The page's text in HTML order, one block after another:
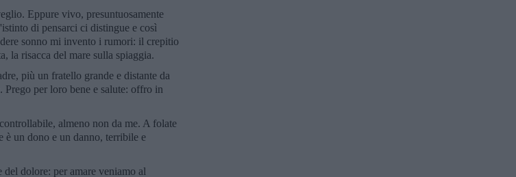
Eppure vivo, presuntuosamente
di pensarci ci distingue e così
sonno mi invento i rumori: il crepitio
la risacca del mare sulla spiaggia.
più un fratello grande e distante da
per loro bene e salute: offro in
almeno non da me. A folate
è un dono e un danno, terribile e
dolore: per amare veniamo al